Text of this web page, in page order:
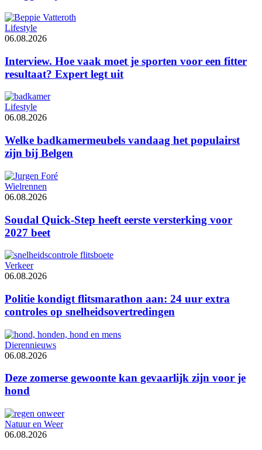
Lifestyle
06.08.2026
Interview. Hoe vaak moet je sporten voor een fitter
resultaat? Expert legt uit
Lifestyle
06.08.2026
Welke badkamermeubels vandaag het populairst
zijn bij Belgen
Wielrennen
06.08.2026
Soudal Quick-Step heeft eerste versterking voor
2027 beet
Verkeer
06.08.2026
Politie kondigt flitsmarathon aan: 24 uur extra
controles op snelheidsovertredingen
Dierennieuws
06.08.2026
Deze zomerse gewoonte kan gevaarlijk zijn voor je
hond
Natuur en Weer
06.08.2026